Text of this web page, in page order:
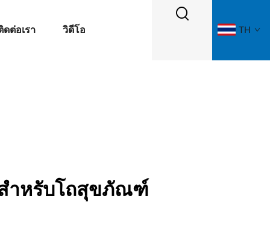
ดต่อเรา วิดีโอ TH
ำหรับโถสุขภัณฑ์